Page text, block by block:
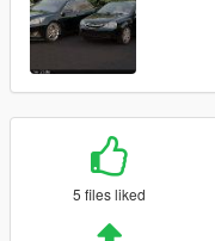
5 files liked